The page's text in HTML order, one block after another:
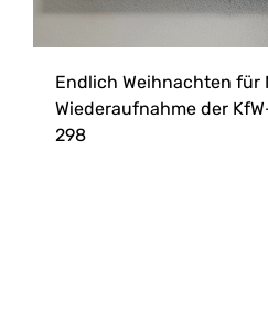
Endlich Weihnachten für
Wiederaufnahme der
298